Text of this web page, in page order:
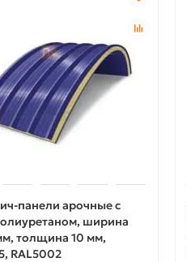
панели арочные с
ширина
толщина 10 мм,
RAL5002